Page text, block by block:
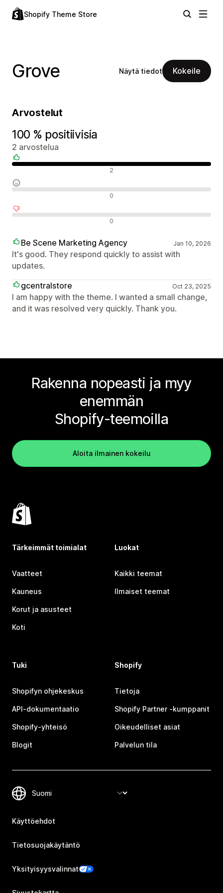
Shopify Theme Store
Grove Näytä tiedot Kokeile
Arvostelut
100 % positiivisia
2 arvostelua
2
0
0
Be Scene Marketing Agency Jan 10, 2026
It's good. They respond quickly to assist with
updates.
gcentralstore
Oct 23, 2025
I am happy with the theme. I wanted a small change,
and it was resolved very quickly. Thank you.
Rakenna nopeasti ja myy
enemmän
Shopify-teemoilla
Aloita ilmainen kokeilu
Tärkeimmät toimialat
Vaatteet
Kauneus
Korut ja asusteet
Koti
Luokat
Kaikki teemat
Ilmaiset teemat
Tuki
Shopifyn ohjekeskus
API-dokumentaatio
Shopify-yhteisö
Blogit
Shopify
Tietoja
Shopify Partner ‑kumppanit
Oikeudelliset asiat
Palvelun tila
Käyttöehdot
Tietosuojakäytäntö
Yksityisyysvalinnat